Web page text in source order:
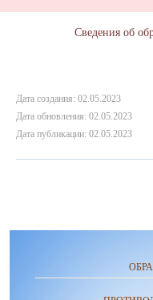
Дата создания: 02.05.2023
Дата обновления: 02.05.2023
Дата публикации: 02.05.2023
Сведения об